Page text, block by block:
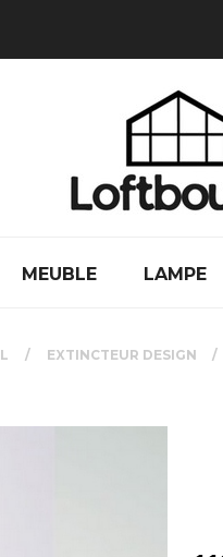
MEUBLE LAMPE
EXTINCTEUR DESIGN